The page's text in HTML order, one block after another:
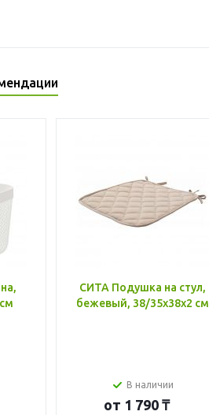
СИТА Подушка на стул,
бежевый, 38/35x38x2 см
В наличии
от 1 790 ₸